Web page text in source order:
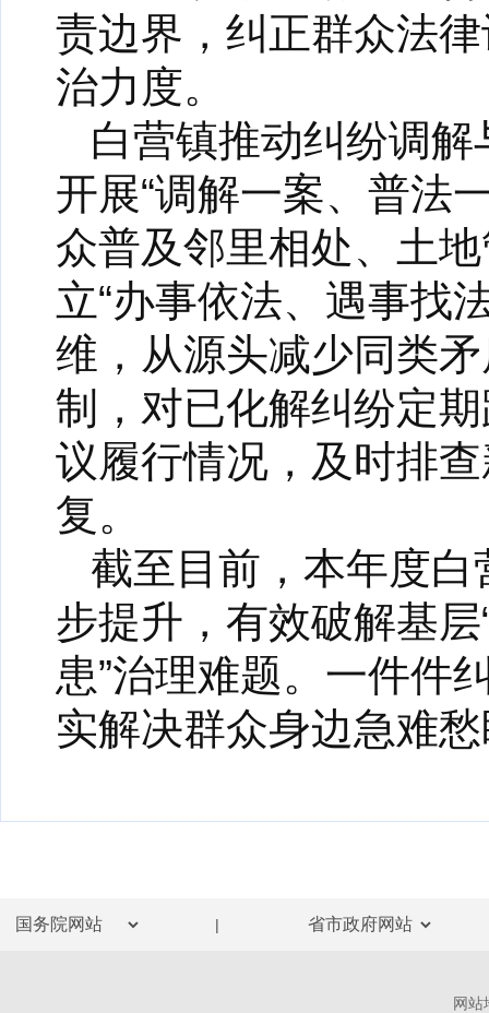
责边界，纠正群众法
治力度。
白营镇推动纠纷调
开展“调解一案、普法
众普及邻里相处、土
立“办事依法、遇事找
维，从源头减少同类
制，对已化解纠纷定
议履行情况，及时排
复。
截至目前，本年度
步提升，有效破解基
患”治理难题。一件件
实解决群众身边急难
|
网站